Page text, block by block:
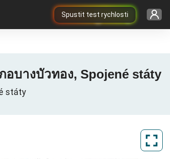
Spustit test rychlosti
อบางบัวทอง, Spojené státy
státy